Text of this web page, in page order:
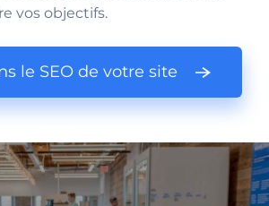
vos objectifs.
le SEO de votre site